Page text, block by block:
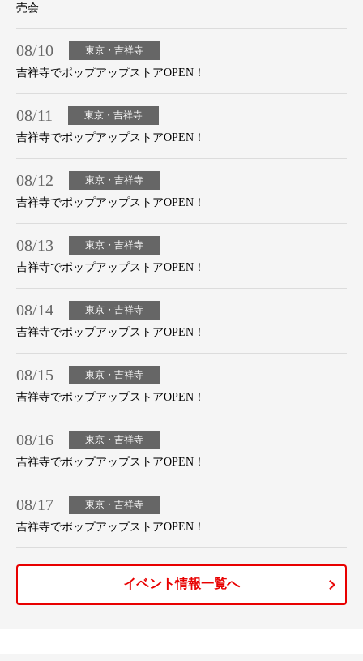
売会
08/10 東京・吉祥寺
吉祥寺でポップアップストアOPEN！
08/11 東京・吉祥寺
吉祥寺でポップアップストアOPEN！
08/12 東京・吉祥寺
吉祥寺でポップアップストアOPEN！
08/13 東京・吉祥寺
吉祥寺でポップアップストアOPEN！
08/14 東京・吉祥寺
吉祥寺でポップアップストアOPEN！
08/15 東京・吉祥寺
吉祥寺でポップアップストアOPEN！
08/16 東京・吉祥寺
吉祥寺でポップアップストアOPEN！
08/17 東京・吉祥寺
吉祥寺でポップアップストアOPEN！
イベント情報一覧へ